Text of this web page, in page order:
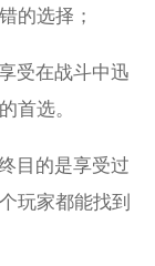
的选择；
受在战斗中迅
首选。
目的是享受过
玩家都能找到